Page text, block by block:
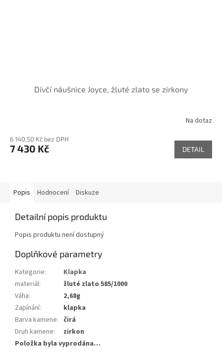
Dívčí náušnice Joyce, žluté zlato se zirkony
Na dotaz
6 140,50 Kč bez DPH
7 430 Kč DETAIL
Popis Hodnocení Diskuze
Detailní popis produktu
Popis produktu není dostupný
Doplňkové parametry
Kategorie:
Klapka
materiál:
žluté zlato 585/1000
Váha:
2,68g
Zapínání:
klapka
Barva kamene: čirá
Druh kamene:
zirkon
Položka byla vyprodána…